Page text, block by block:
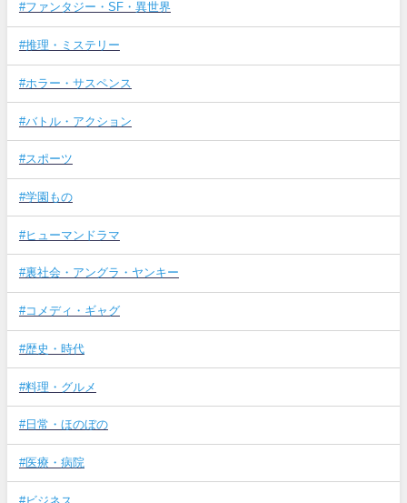
#ファンタジー・SF・異世界
#推理・ミステリー
#ホラー・サスペンス
#バトル・アクション
#スポーツ
#学園もの
#ヒューマンドラマ
#裏社会・アングラ・ヤンキー
#コメディ・ギャグ
#歴史・時代
#料理・グルメ
#日常・ほのぼの
#医療・病院
#ビジネス